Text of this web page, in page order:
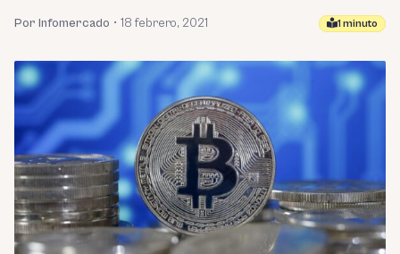
Por Infomercado • 18 febrero, 2021 1 minuto